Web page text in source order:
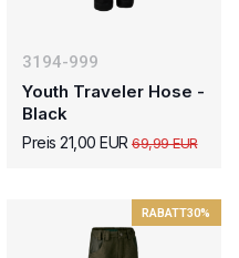
3194-999
Youth Traveler Hose -
Black
Preis 21,00 EUR 69,99 EUR
RABATT30%